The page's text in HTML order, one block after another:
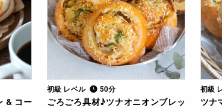
& コー
初級 レベル 50分
ごろごろ具材♪ツナオニオンブレッ
初級
ツナ